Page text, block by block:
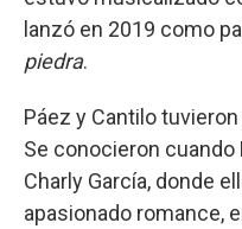
lanzó en 2019 como
piedra.
Páez y Cantilo
Se conocieron cuando
Charly García, donde
apasionado romance,